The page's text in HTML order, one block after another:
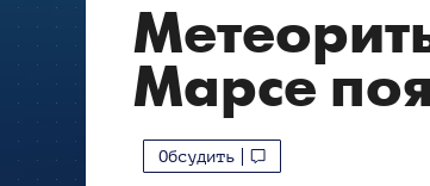
Марсе
Обсудить